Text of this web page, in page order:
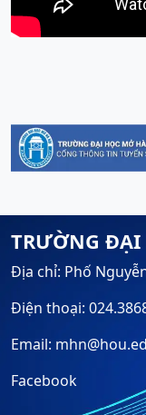
TRƯỜNG ĐẠI
Địa chỉ: Phố
Điện thoại:
Email:
Facebook